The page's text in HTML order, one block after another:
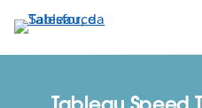
Passa
contenuto